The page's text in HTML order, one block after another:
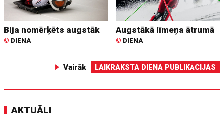
Bija nomērķēts augstāk
© DIENA
Augstākā līmeņa ātrumā
© DIENA
Vairāk LAIKRAKSTA DIENA PUBLIKĀCIJAS
AKTUĀLI